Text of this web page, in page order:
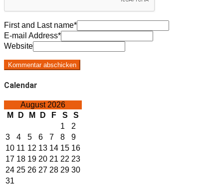
First and Last name*
E-mail Address*
Website
Calendar
August 2026
M
D M D F S
S
1
2
3
4 5 6 7 8
9
10 11 12 13 14 15 16
17 18 19 20 21 22 23
24 25 26 27 28 29 30
31